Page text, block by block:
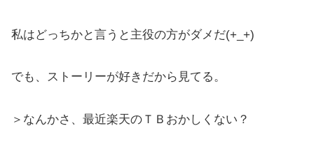
私はどっちかと言うと主役の方がダメだ(+_+)
でも、ストーリーが好きだから見てる。
＞なんかさ、最近楽天のＴＢおかしくない？